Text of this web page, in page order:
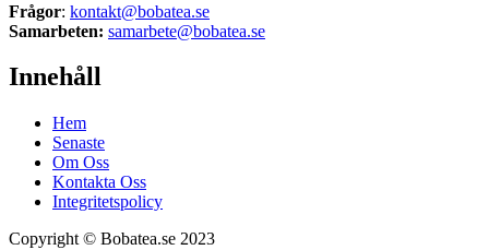
Frågor: kontakt@bobatea.se
Samarbeten: samarbete@bobatea.se
Innehåll
Hem
Senaste
Om Oss
Kontakta Oss
Integritetspolicy
Copyright © Bobatea.se 2023